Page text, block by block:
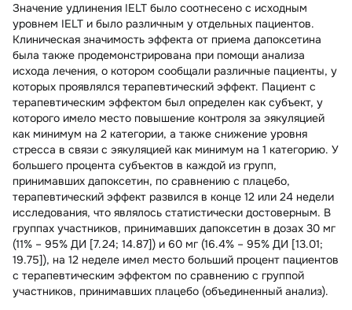
Значение удлинения IELT было соотнесено с исходным
уровнем IELT и было различным у отдельных пациентов.
Клиническая значимость эффекта от приема дапоксетина
была также продемонстрирована при помощи анализа
исхода лечения, о котором сообщали различные пациенты, у
которых проявлялся терапевтический эффект. Пациент с
терапевтическим эффектом был определен как субъект, у
которого имело место повышение контроля за эякуляцией
как минимум на 2 категории, а также снижение уровня
стресса в связи с эякуляцией как минимум на 1 категорию. У
большего процента субъектов в каждой из групп,
принимавших дапоксетин, по сравнению с плацебо,
терапевтический эффект развился в конце 12 или 24 недели
исследования, что являлось статистически достоверным. В
группах участников, принимавших дапоксетин в дозах 30 мг
(11% – 95% ДИ [7.24; 14.87]) и 60 мг (16.4% – 95% ДИ [13.01;
19.75]), на 12 неделе имел место больший процент пациентов
с терапевтическим эффектом по сравнению с группой
участников, принимавших плацебо (объединенный анализ).